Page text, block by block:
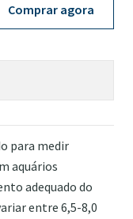
Comprar agora
para medir
aquários
adequado do
entre 6,5-8,0